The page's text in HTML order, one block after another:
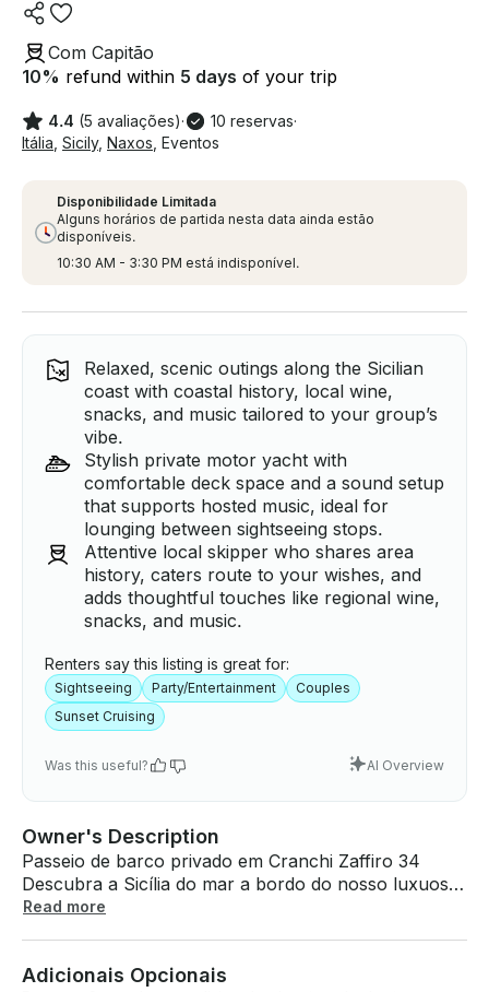
Com Capitão
10% refund within 5 days of your trip
4.4 (5 avaliações)· 10 reservas·
Itália Sicily, Naxos Eventos
Disponibilidade Limitada
Alguns horários de partida nesta data ainda estão
disponíveis.
10:30 AM - 3:30 PM está indisponível.
Relaxed, scenic outings along the Sicilian
coast with coastal history, local wine,
snacks, and music tailored to your group’s
vibe.
Stylish private motor yacht with
comfortable deck space and a sound setup
that supports hosted music, ideal for
lounging between sightseeing stops.
Attentive local skipper who shares area
history, caters route to your wishes, and
adds thoughtful touches like regional wine,
snacks, and music.
Renters say this listing is great for:
Sightseeing Party/Entertainment
Couples
Sunset Cruising
Was this useful? AI Overview
Owner's Description
Passeio de barco privado em Cranchi Zaffiro 34
Descubra a Sicília do mar a bordo do nosso luxuoso
Cranchi Zaffiro 34 - um iate elegante e espaçoso
Taormina ou uma aventura de vários dias nas Ilhas
Read more
Adicionais Opcionais